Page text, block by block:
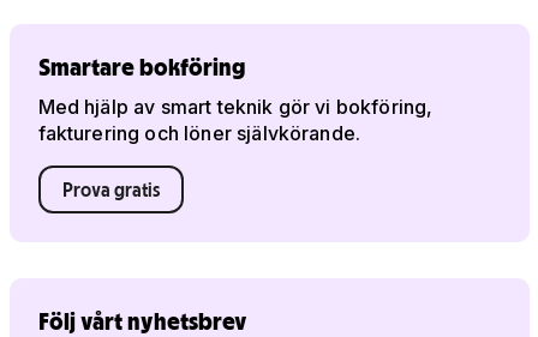
Smartare bokföring
Med hjälp av smart teknik gör vi bokföring,
fakturering och löner självkörande.
Prova gratis
Följ vårt nyhetsbrev